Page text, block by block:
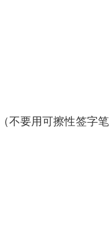
要用可擦性签字